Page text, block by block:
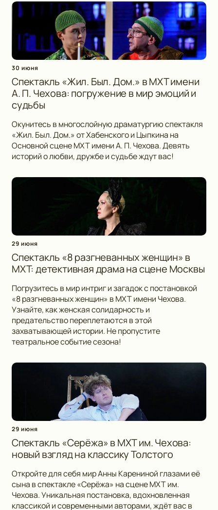
30 июня
Спектакль «Жил. Был. Дом.» в МХТ имени
А. П. Чехова: погружение в мир эмоций и
судьбы
Окунитесь в многослойную драматургию спектакля
«Жил. Был. Дом.» от Хабенского и Цыпкина на
Основной сцене МХТ имени А. П. Чехова. Девять
историй о любви, дружбе и судьбе ждут вас!
29 июня
Спектакль «8 разгневанных женщин» в
МХТ: детективная драма на сцене Москвы
Погрузитесь в мир интриг и загадок с постановкой
«8 разгневанных женщин» в МХТ имени Чехова.
Узнайте, как женская солидарность и
предательство переплетаются в этой
захватывающей истории. Не пропустите
театральное событие сезона!
29 июня
Спектакль «Серёжа» в МХТ им. Чехова:
новый взгляд на классику Толстого
Откройте для себя мир Анны Карениной глазами её
сына в спектакле «Серёжа» на сцене МХТ им.
Чехова. Уникальная постановка, вдохновленная
классикой и современными авторами, ждёт вас в